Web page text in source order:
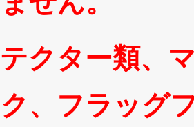
クター類、
、フラッグ